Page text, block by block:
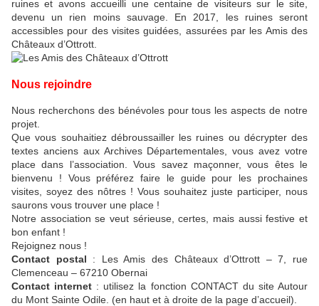
ruines et avons accueilli une centaine de visiteurs sur le site,
devenu un rien moins sauvage. En 2017, les ruines seront
accessibles pour des visites guidées, assurées par les Amis des
Châteaux d’Ottrott.
Nous rejoindre
Nous recherchons des bénévoles pour tous les aspects de notre
projet.
Que vous souhaitiez débroussailler les ruines ou décrypter des
textes anciens aux Archives Départementales, vous avez votre
place dans l’association. Vous savez maçonner, vous êtes le
bienvenu ! Vous préférez faire le guide pour les prochaines
visites, soyez des nôtres ! Vous souhaitez juste participer, nous
saurons vous trouver une place !
Notre association se veut sérieuse, certes, mais aussi festive et
bon enfant !
Rejoignez nous !
Contact postal : Les Amis des Châteaux d’Ottrott – 7, rue
Clemenceau – 67210 Obernai
Contact internet : utilisez la fonction CONTACT du site Autour
du Mont Sainte Odile. (en haut et à droite de la page d’accueil).